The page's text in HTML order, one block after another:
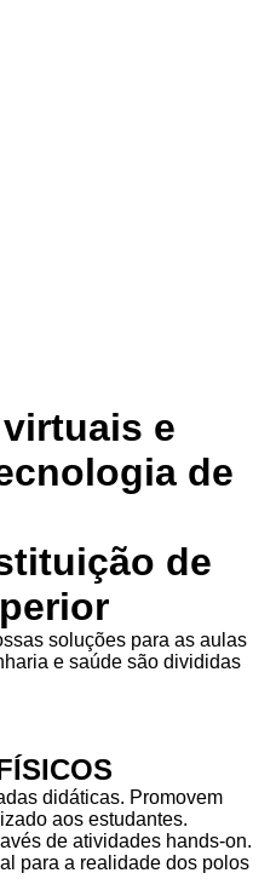
e
de
de
soluções para as aulas
e saúde são divididas
didáticas. Promovem
aos estudantes.
de atividades hands-on.
para a realidade dos polos